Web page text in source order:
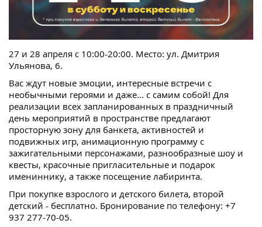
27 и 28 апреля с 10:00-20:00. Место: ул. Дмитрия
Ульянова, 6.
Вас ждут новые эмоции, интересные встречи с
необычными героями и даже... с самим собой! Для
реализации всех запланированных в праздничный
день мероприятий в пространстве предлагают
просторную зону для банкета, активностей и
подвижных игр, анимационную программу с
зажигательными персонажами, разнообразные шоу и
квесты, красочные пригласительные и подарок
имениннику, а также посещение лабиринта.
При покупке взрослого и детского билета, второй
детский - бесплатно. Бронирование по телефону: +7
937 277-70-05.